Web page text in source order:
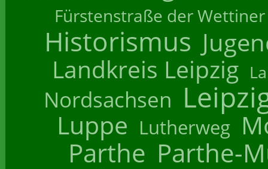
Fürstenstraße der Wettiner
Historismus
Landkreis Leipzig
Nordsachsen
Luppe Lutherweg
Parthe Parthe-